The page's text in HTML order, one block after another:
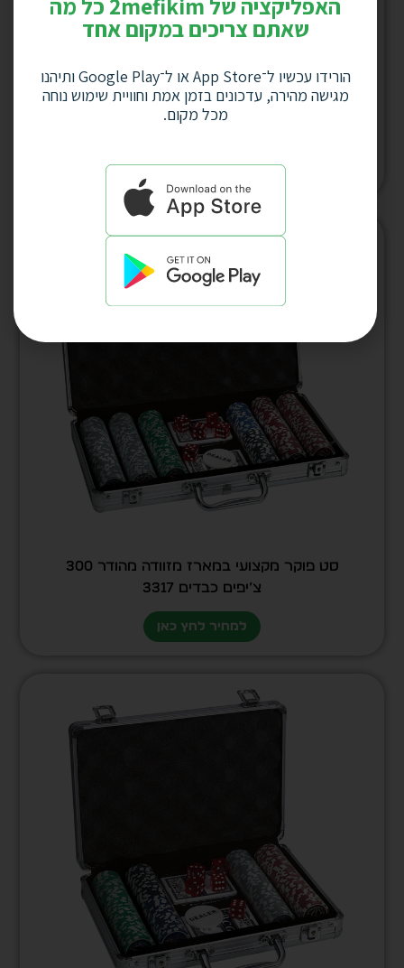
למחיר לחץ כאן
סט פוקר מקצועי במארז מזוודה מהודר 300
צ’יפים כבדים 3317
למחיר לחץ כאן
שאתם צריכים במקום אחד
הורידו עכשיו ל־App Store או ל־Google Play ותיהנו
מגישה מהירה, עדכונים בזמן אמת וחוויית שימוש נוחה
מכל מקום.